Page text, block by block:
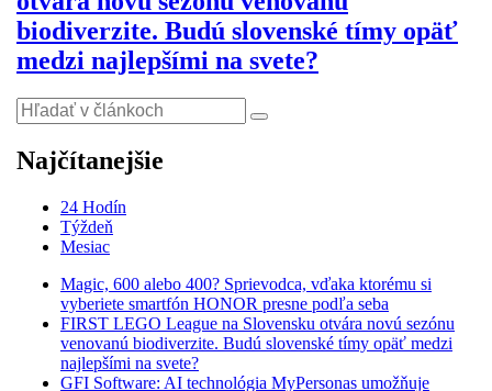
biodiverzite. Budú slovenské tímy opäť
medzi najlepšími na svete?
Najčítanejšie
24 Hodín
Týždeň
Mesiac
Magic, 600 alebo 400? Sprievodca, vďaka ktorému si
vyberiete smartfón HONOR presne podľa seba
FIRST LEGO League na Slovensku otvára novú sezónu
venovanú biodiverzite. Budú slovenské tímy opäť medzi
najlepšími na svete?
GFI Software: AI technológia MyPersonas umožňuje